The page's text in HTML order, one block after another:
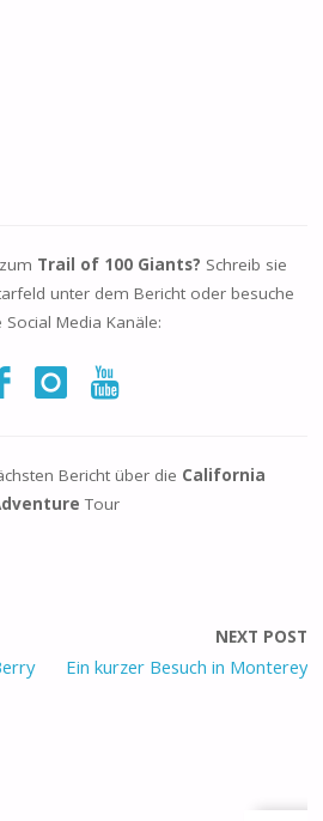
Trail of 100 Giants? Schreib sie
unter dem Bericht oder besuche
Social Media Kanäle:
Bericht über die California
Tour
NEXT POST
Ein kurzer Besuch in Monterey